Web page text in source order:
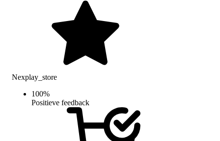
Nexplay_store
100%
Positieve feedback